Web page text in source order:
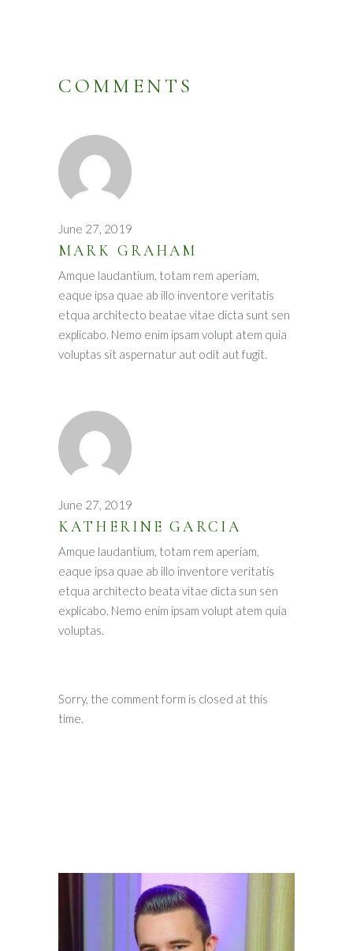
COMMENTS
June 27, 2019
MARK GRAHAM
Amque laudantium, totam rem aperiam,
eaque ipsa quae ab illo inventore veritatis
etqua architecto beatae vitae dicta sunt sen
explicabo. Nemo enim ipsam volupt atem quia
voluptas sit aspernatur aut odit aut fugit.
June 27, 2019
KATHERINE GARCIA
Amque laudantium, totam rem aperiam,
eaque ipsa quae ab illo inventore veritatis
etqua architecto beata vitae dicta sun sen
explicabo. Nemo enim ipsam volupt atem quia
voluptas.
Sorry, the comment form is closed at this
time.